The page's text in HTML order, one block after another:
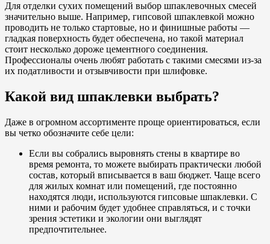
Для отделки сухих помещений выбор шпаклевочных смесей
значительно выше. Например, гипсовой шпаклевкой можно
проводить не только стартовые, но и финишные работы —
гладкая поверхность будет обеспечена, но такой материал
стоит несколько дороже цементного соединения.
Профессионалы очень любят работать с такими смесями из-за
их податливости и отзывчивости при шлифовке.
Какой вид шпаклевки выбрать?
Даже в огромном ассортименте проще ориентироваться, если
вы четко обозначите себе цели:
Если вы собрались выровнять стены в квартире во
время ремонта, то можете выбирать практически любой
состав, который вписывается в ваш бюджет. Чаще всего
для жилых комнат или помещений, где постоянно
находятся люди, используются гипсовые шпаклевки. С
ними и рабочим будет удобнее справляться, и с точки
зрения эстетики и экологии они выглядят
предпочтительнее.